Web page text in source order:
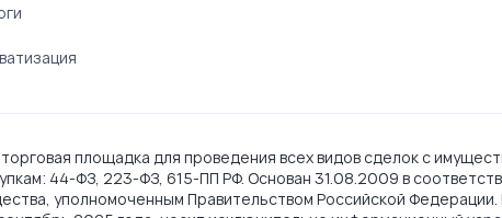
площадка для проведения всех видов сделок с
44-ФЗ, 223-ФЗ, 615-ПП РФ. Основан 31.08.2009 в
уполномоченным Правительством Российской